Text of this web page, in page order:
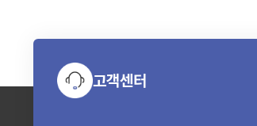
고객센터